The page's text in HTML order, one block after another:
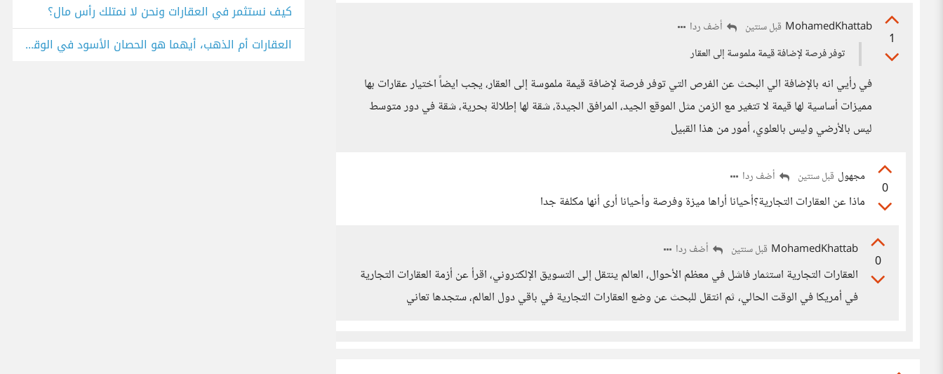
1
MohamedKhattab قبل سنتين
أضف ردا
توفر فرصة لإضافة قيمة ملموسة إلى العقار
في رأيي انه بالإضافة الي البحث عن الفرص التي توفر فرصة لإضافة قيمة ملموسة إلى العقار، يجب ايضاً اختيار عقارات بها
مميزات أساسية لها قيمة لا تتغير مع الزمن مثل الموقع الجيد، المرافق الجيدة، شقة لها إطلالة بحرية، شقة في دور متوسط
ليس بالأرضي وليس بالعلوي، أمور من هذا القبيل
0
مجهول قبل سنتين أضف ردا
ماذا عن العقارات التجارية؟أحيانا أراها ميزة وفرصة وأحيانا أرى أنها مكلفة جدا
0
MohamedKhattab قبل سنتين أضف ردا
العقارات التجارية استثمار فاشل في معظم الأحوال، العالم ينتقل إلى التسويق الإلكتروني، اقرأ عن أزمة العقارات التجارية
في أمريكا في الوقت الحالي، ثم انتقل للبحث عن وضع العقارات التجارية في باقي دول العالم، ستجدها تعاني
كيف نستثمر في العقارات ونحن لا نمتلك رأس مال؟
العقارات أم الذهب، أيهما هو الحصان الأسود في الوقت الراهن؟ بماذا تنصح؟